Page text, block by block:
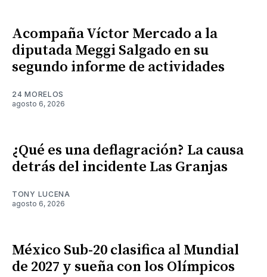
Acompaña Víctor Mercado a la
diputada Meggi Salgado en su
segundo informe de actividades
24 MORELOS
agosto 6, 2026
¿Qué es una deflagración? La causa
detrás del incidente Las Granjas
TONY LUCENA
agosto 6, 2026
México Sub-20 clasifica al Mundial
de 2027 y sueña con los Olímpicos